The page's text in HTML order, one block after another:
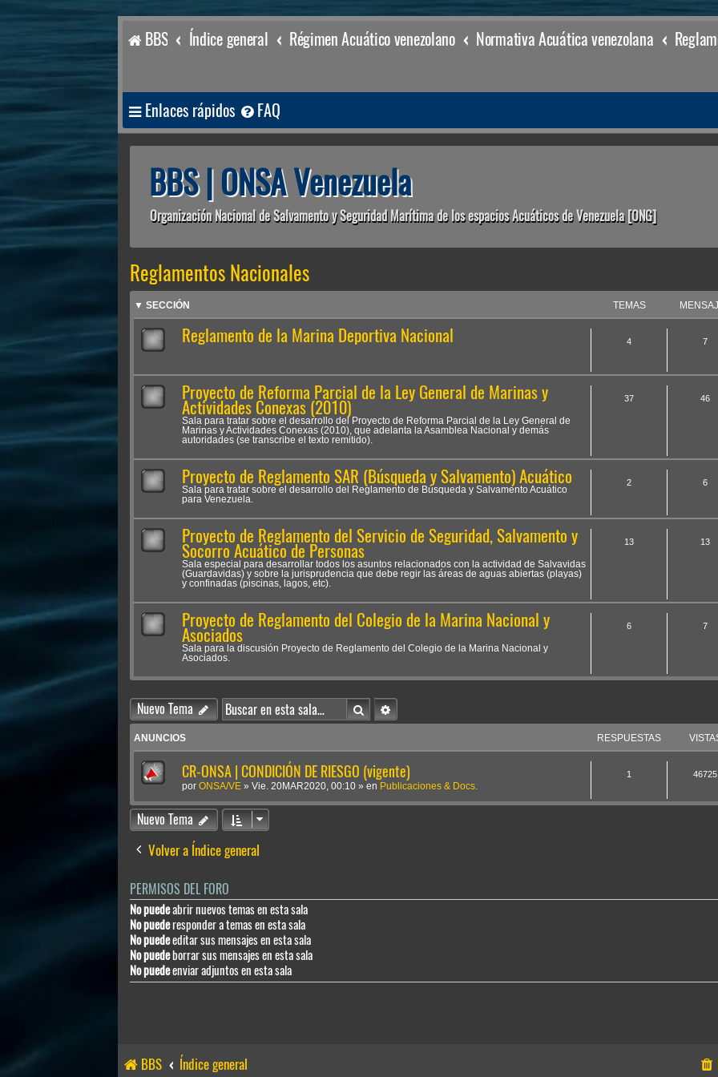
BBS Índice general Régimen Acuático venezolano Normativa Acuática venezolana
Enlaces rápidos FAQ
BBS | ONSA Venezuela
Organización Nacional de Salvamento y Seguridad Marítima de los espacios Acuáticos de Venezuela [ONG]
Reglamentos Nacionales
▼ SECCIÓN TEMAS
Reglamento de la Marina Deportiva Nacional 4 7
Proyecto de Reforma Parcial de la Ley General de Marinas y
Actividades Conexas (2010)
Sala para tratar sobre el desarrollo del Proyecto de Reforma Parcial de la Ley General de
Marinas y Actividades Conexas (2010), que adelanta la Asamblea Nacional y demás
autoridades (se transcribe el texto remitido).
37 46
Proyecto de Reglamento SAR (Búsqueda y Salvamento) Acuático
Sala para tratar sobre el desarrollo del Reglamento de Búsqueda y Salvamento Acuático
para Venezuela.
2 6
Proyecto de Reglamento del Servicio de Seguridad, Salvamento y
Socorro Acuático de Personas
Sala especial para desarrollar todos los asuntos relacionados con la actividad de Salvavidas
(Guardavidas) y sobre la jurisprudencia que debe regir las áreas de aguas abiertas (playas)
y confinadas (piscinas, lagos, etc).
13 13
Proyecto de Reglamento del Colegio de la Marina Nacional y
Asociados
Sala para la discusión Proyecto de Reglamento del Colegio de la Marina Nacional y
Asociados.
6 7
Nuevo Tema BuscarBúsqueda avanzada
ANUNCIOS RESPUESTAS
CR-ONSA | CONDICIÓN DE RIESGO (vigente)
por ONSA/VE » Vie. 20MAR2020, 00:10 » en Publicaciones & Docs.
1 46725
Nuevo Tema
Volver a Índice general
PERMISOS DEL FORO
No puedeabrir nuevos temas en esta sala
No puederesponder a temas en esta sala
No puedeeditar sus mensajes en esta sala
No puedeborrar sus mensajes en esta sala
No puedeenviar adjuntos en esta sala
BBS Índice general